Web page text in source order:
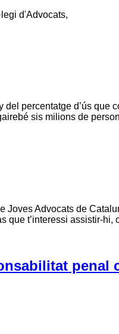
d'Advocats,
percentatge d’ús
sis milions de
Advocats de
que t’interessi assistir-